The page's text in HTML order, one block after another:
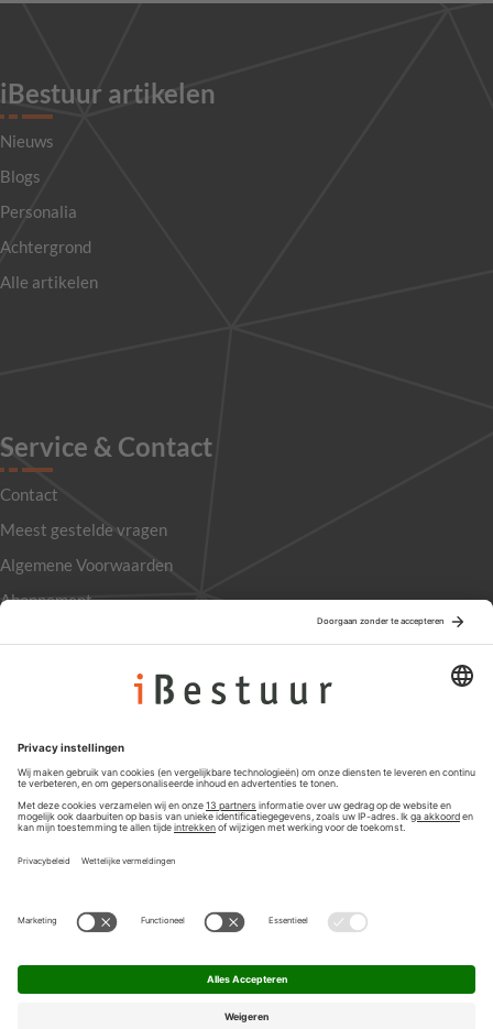
iBestuur artikelen
Nieuws
Blogs
Personalia
Achtergrond
Alle artikelen
Service & Contact
Contact
Meest gestelde vragen
Algemene Voorwaarden
Abonnement
Privacyinstellingen